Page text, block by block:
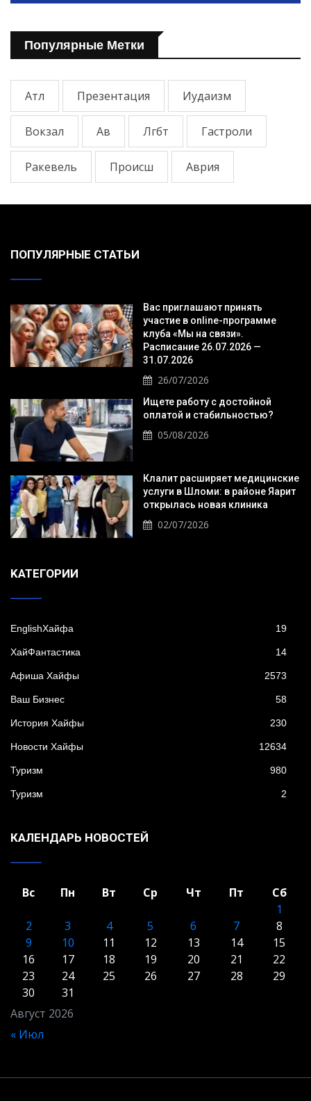
Популярные Метки
Атл Презентация Иудаизм
Вокзал Ав Лгбт Гастроли
Ракевель Происш Аврия
ПОПУЛЯРНЫЕ СТАТЬИ
Вас приглашают принять
участие в online-программе
клуба «Мы на связи».
Расписание 26.07.2026 —
31.07.2026
26/07/2026
Ищете работу с достойной
оплатой и стабильностью?
05/08/2026
Клалит расширяет медицинские
услуги в Шломи: в районе Яарит
открылась новая клиника
02/07/2026
KАТЕГОРИИ
EnglishХайфа 19
XайФантастика 14
Афиша Хайфы 2573
Ваш Бизнес 58
История Хайфы 230
Новости Хайфы 12634
Туризм 980
Туризм 2
КАЛЕНДАРЬ НОВОСТЕЙ
Август 2026
Вс Пн Вт Ср Чт Пт
Сб
1
2
3 4 5 6 7
8
9
10 11 12 13 14
15
16
17 18 19 20 21
22
23
24 25 26 27 28
29
30
31
« Июл